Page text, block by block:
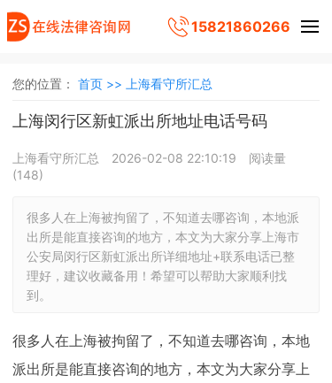
15821860266
您的位置： 首页 >> 上海看守所汇总
上海闵行区新虹派出所地址电话号码
上海看守所汇总 2026-02-08 22:10:19
阅读量
(148)
很多人在上海被拘留了，不知道去哪咨询，本地派
出所是能直接咨询的地方，本文为大家分享上海市
公安局闵行区新虹派出所详细地址+联系电话已整
理好，建议收藏备用！希望可以帮助大家顺利找
到。
很多人在上海被拘留了，不知道去哪咨询，本地
派出所是能直接咨询的地方，本文为大家分享上